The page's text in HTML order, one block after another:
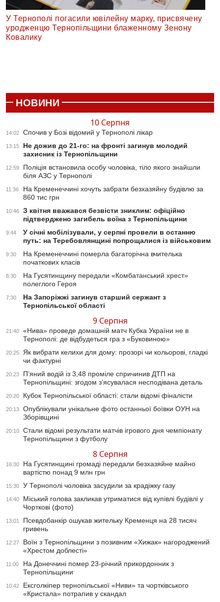
У Тернополі погасили ювілейну марку, присвячену
уродженцю Тернопільщини блаженному Зенону
Ковалику
НОВИНИ
10 Серпня
14:02 Спочив у Бозі відомий у Тернополі лікар
13:15
Не дожив до 21-го: на фронті загинув молодий
захисник із Тернопільщини
12:59
Поліція встановила особу чоловіка, тіло якого знайшли
біля АЗС у Тернополі
11:36
На Кременеччині хочуть забрати безхазяйну будівлю за
860 тис грн
10:46
З квітня вважався безвісти зниклим: офіційно
підтверджено загибель воїна з Тернопільщини
9:44
У січні мобілізували, у серпні провели в останню
путь: на Теребовлянщині попрощалися із військовим
9:30
На Кременеччині померла багаторічна вчителька
початкових класів
8:30
На Гусятинщину передали «Комбатанський хрест»
полеглого Героя
7:30
На Запоріжжі загинув старший сержант з
Тернопільської області
9 Серпня
21:40
«Нива» проведе домашній матч Кубка України не в
Тернополі: де відбудеться гра з «Буковиною»
20:25
Як вибрати келихи для дому: прозорі чи кольорові, гладкі
чи фактурні
20:23
П’яний водій із 3,48 проміле спричинив ДТП на
Тернопільщині: згодом з’ясувалася несподівана деталь
20:20 Кубок Тернопільської області: стали відомі фіналісти
20:13
Опублікували унікальне фото останньої боївки ОУН на
Зборівщині
20:10
Стали відомі результати матчів ігрового дня чемпіонату
Тернопільщини з футболу
8 Серпня
16:30
На Гусятинщині громаді передали безхазяйне майно
вартістю понад 9 млн грн
15:30 У Тернополі чоловіка засудили за крадіжку газу
14:40
Міський голова закликав утриматися від купівлі будівлі у
Чорткові (фото)
13:01
Псевдобанкір ошукав жительку Кременця на 28 тисяч
гривень
12:27
Воїн з Тернопільщини з позивним «Хижак» нагороджений
«Хрестом доблесті»
11:00
На Донеччині помер 23-річний прикордонник з
Тернопільщини
10:42
Ексголкіпер тернопільської «Ниви» та чортківського
«Кристала» потрапив у скандал